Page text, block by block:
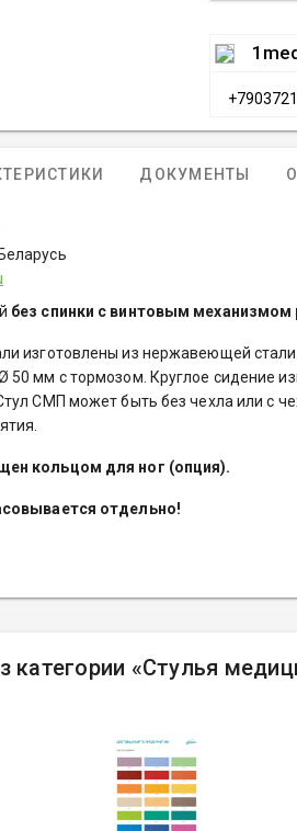
ДОКУМЕНТЫ
Беларусь
без спинки с винтовым
изготовлены из нержавеющей
мм с тормозом. Круглое сидение
СМП может быть без чехла или с
кольцом для ног (опция).
отдельно!
категории «Стулья